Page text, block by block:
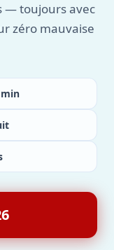
— toujours avec
zéro mauvaise